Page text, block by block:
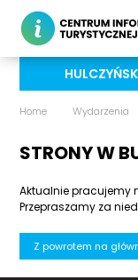
Home Wydarzenia
STRONY W
Aktualnie pracujemy
Przepraszamy za
Z powrotem na